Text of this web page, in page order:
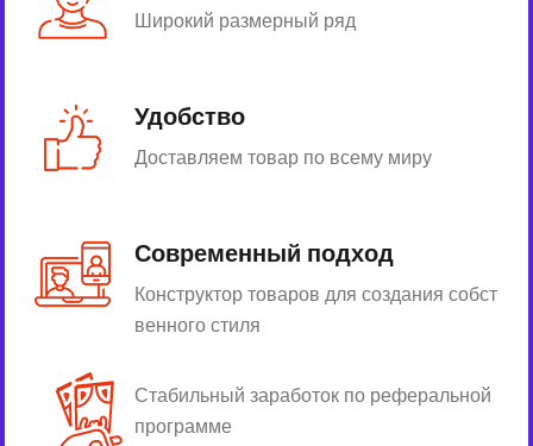
Широкий размерный ряд
Удобство
Доставляем товар по всему миру
Современный подход
Конструктор товаров для создания собст
венного стиля
Стабильный заработок по реферальной
программе